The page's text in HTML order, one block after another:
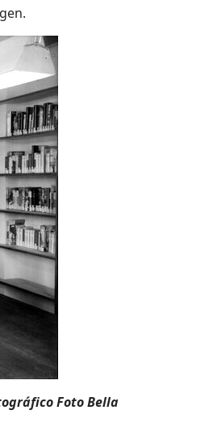
Foto Bella